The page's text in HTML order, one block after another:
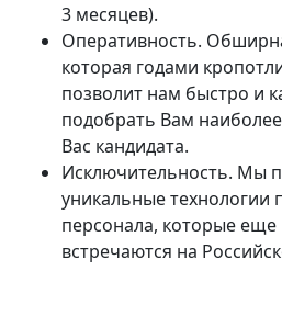
3 месяцев).
Оперативность.
которая годами
позволит нам быстро и
подобрать Вам
Вас кандидата.
Исключительность. Мы
уникальные технологии
персонала, которые еще
встречаются на